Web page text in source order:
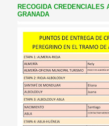
RECOGIDA CREDENCIALES
GRANADA